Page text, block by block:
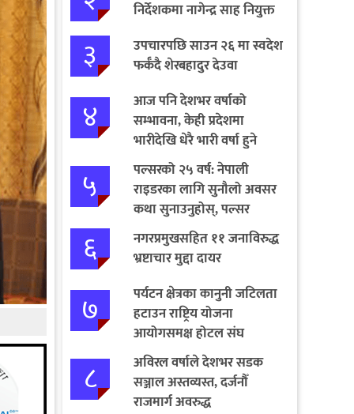
निर्देशकमा नागेन्द्र साह नियुक्त
३
उपचारपछि साउन २६ मा स्वदेश
फर्कँदै शेरबहादुर देउवा
४
आज पनि देशभर वर्षाको
सम्भावना, केही प्रदेशमा
भारीदेखि धेरै भारी वर्षा हुने
चेतावनी
५
पल्सरको २५ वर्ष: नेपाली
राइडरका लागि सुनौलो अवसर
कथा सुनाउनुहोस्, पल्सर
जित्नुहोस्
६
नगरप्रमुखसहित ११ जनाविरुद्ध
भ्रष्टाचार मुद्दा दायर
७
पर्यटन क्षेत्रका कानुनी जटिलता
हटाउन राष्ट्रिय योजना
आयोगसमक्ष होटल संघ
बागमतीका पाँचबुँदे माग
८
अविरल वर्षाले देशभर सडक
सञ्जाल अस्तव्यस्त, दर्जनौँ
राजमार्ग अवरुद्ध